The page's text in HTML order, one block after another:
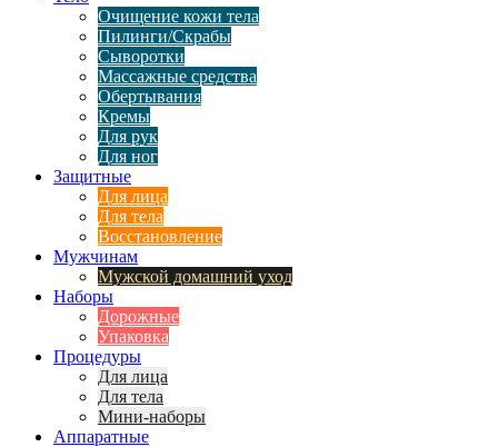
Очищение кожи тела
Пилинги/Скрабы
Сыворотки
Массажные средства
Обертывания
Кремы
Для рук
Для ног
Защитные
Для лица
Для тела
Восстановление
Мужчинам
Мужской домашний уход
Наборы
Дорожные
Упаковка
Процедуры
Для лица
Для тела
Мини-наборы
Аппаратные